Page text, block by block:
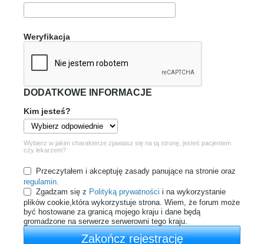
Weryfikacja
DODATKOWE INFORMACJE
Kim jesteś?
Wybierz w jakim charakterze zjawiasz się na tą stronę, jesteś pacjentem
czy lekarzem?
Przeczytałem i akceptuję zasady panujące na stronie oraz
regulamin.
Zgadzam się z Polityką prywatności i na wykorzystanie
plików cookie,która wykorzystuje strona. Wiem, że forum może
być hostowane za granicą mojego kraju i dane będą
gromadzone na serwerze serwerowni tego kraju.
Zakończ rejestrację